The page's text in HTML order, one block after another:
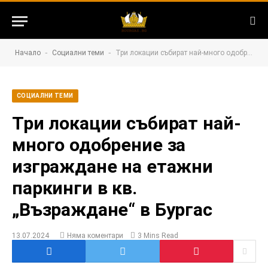
Начало - Социални теми - Три локации събират най-много одобрение за изграждане на етажни паркинги в кв. „Възраждане“ в Бургас
СОЦИАЛНИ ТЕМИ
Три локации събират най-
много одобрение за
изграждане на етажни
паркинги в кв.
„Възраждане“ в Бургас
13.07.2024 Няма коментари 3 Mins Read